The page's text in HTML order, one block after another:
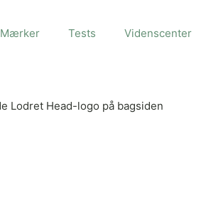
Mærker Tests Videnscenter
Lodret Head-logo på bagsiden